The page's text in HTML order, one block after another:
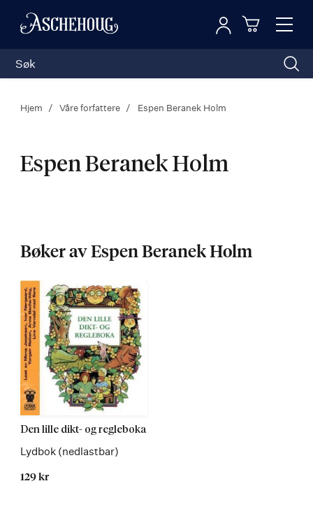
Toggle
Logg inn
Hjem Våre forfattere Espen Beranek Holm
Espen Beranek Holm
Holm
Bøker av Espen Beranek Holm
Den lille dikt- og regleboka
Lydbok (nedlastbar)
129 kr